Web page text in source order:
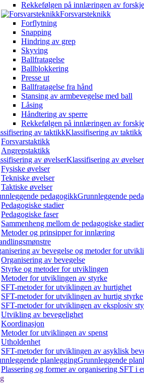
Rekkefølgen på innlæringen av
Forsvarsteknikk
Forflytning
Snapping
Hindring av grep
Skyving
Ballfratagelse
Ballblokkering
Presse ut
Ballfratagelse fra hånd
Stansing av armbevegelse med ball
Låsing
Håndtering av sperre
Rekkefølgen på innlæringen av
Klassifisering av taktikk
Forsvarstaktikk
Angrepstaktikk
Klassifisering av øvelser
Fysiske øvelser
Tekniske øvelser
Taktiske øvelser
Grunnleggende
Pedagogiske stadier
Pedagogiske faser
Sammenheng mellom de pedagogiske
Metoder og prinsipper for innlæring
Organisering av bevegelse
Styrke og metoder for utviklingen
Metoder for utviklingen av styrke
SFT-metoder for utviklingen av hurtighet
SFT-metoder for utviklingen av hurtig styrke
SFT-metoder for utviklingen av eksplosiv
Utvikling av bevegelighet
Koordinasjon
Metoder for utviklingen av spenst
Utholdenhet
SFT-metoder for utviklingen av asyklisk
Grunnleggende
Plassering og former av organisering SFT i